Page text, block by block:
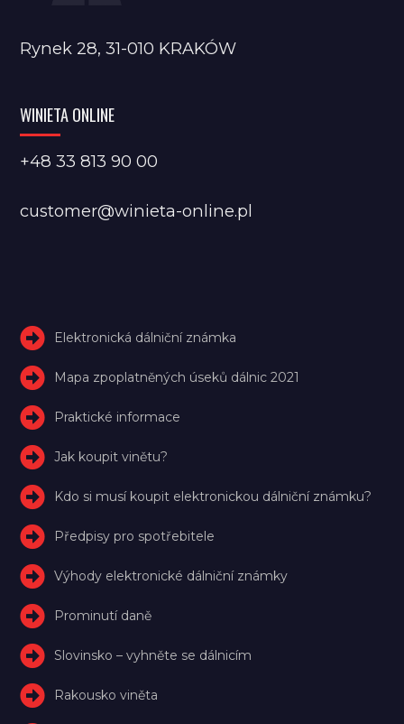
Rynek 28, 31-010 KRAKÓW
WINIETA ONLINE
+48 33 813 90 00
customer@winieta-online.pl
Elektronická dálniční známka
Mapa zpoplatněných úseků dálnic 2021
Praktické informace
Jak koupit vinětu?
Kdo si musí koupit elektronickou dálniční známku?
Předpisy pro spotřebitele
Výhody elektronické dálniční známky
Prominutí daně
Slovinsko – vyhněte se dálnicím
Rakousko viněta